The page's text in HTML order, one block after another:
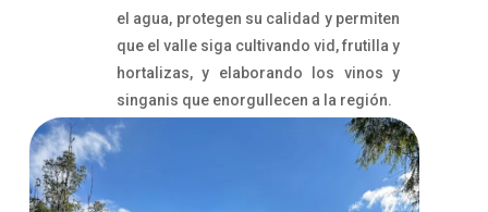
el agua, protegen su calidad y permiten
que el valle siga cultivando vid, frutilla y
hortalizas, y elaborando los vinos y
singanis que enorgullecen a la región.